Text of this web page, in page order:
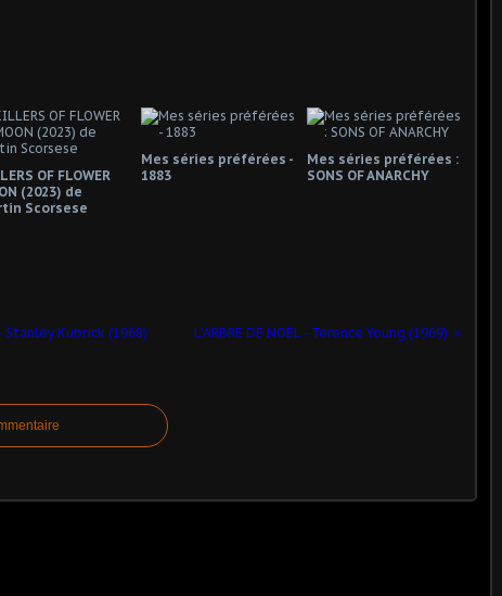
OF FLOWER
(2023) de
Scorsese
Mes séries préférées -
1883
Mes séries préférées :
SONS OF ANARCHY
- Stanley Kubrick (1968) L'ARBRE DE NOEL - Terence Young (1969)